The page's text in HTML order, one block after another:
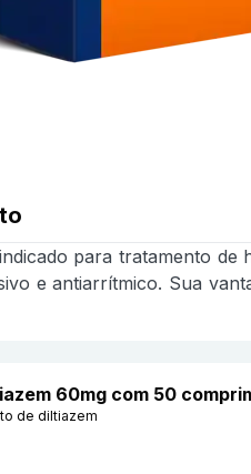
para tratamento
e antiarrítmico. Sua
60mg com 50
de diltiazem